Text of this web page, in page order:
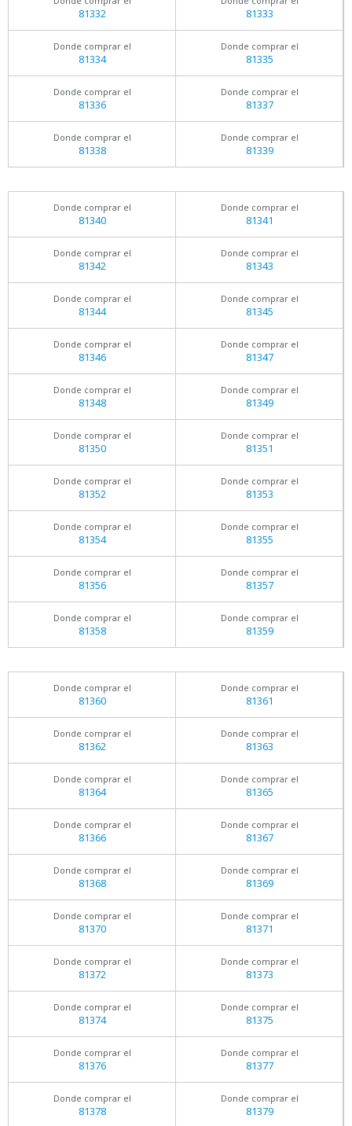
81332 81333
Donde comprar el
81334
Donde comprar el
81335
Donde comprar el
81336
Donde comprar el
81337
Donde comprar el
81338
Donde comprar el
81339
Donde comprar el
81340
Donde comprar el
81341
Donde comprar el
81342
Donde comprar el
81343
Donde comprar el
81344
Donde comprar el
81345
Donde comprar el
81346
Donde comprar el
81347
Donde comprar el
81348
Donde comprar el
81349
Donde comprar el
81350
Donde comprar el
81351
Donde comprar el
81352
Donde comprar el
81353
Donde comprar el
81354
Donde comprar el
81355
Donde comprar el
81356
Donde comprar el
81357
Donde comprar el
81358
Donde comprar el
81359
Donde comprar el
81360
Donde comprar el
81361
Donde comprar el
81362
Donde comprar el
81363
Donde comprar el
81364
Donde comprar el
81365
Donde comprar el
81366
Donde comprar el
81367
Donde comprar el
81368
Donde comprar el
81369
Donde comprar el
81370
Donde comprar el
81371
Donde comprar el
81372
Donde comprar el
81373
Donde comprar el
81374
Donde comprar el
81375
Donde comprar el
81376
Donde comprar el
81377
Donde comprar el
81378
Donde comprar el
81379